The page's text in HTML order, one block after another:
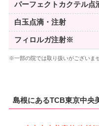
パーフェクトカクテル点
白玉点滴・注射
フィロルガ注射※
※一部の院では取り扱いがございま
島根にあるTCB東京中央